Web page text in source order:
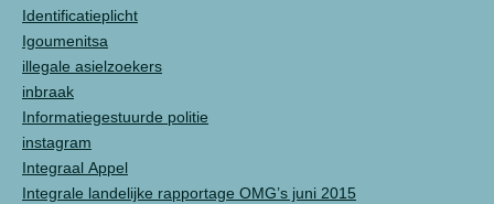
Identificatieplicht
Igoumenitsa
illegale asielzoekers
inbraak
Informatiegestuurde politie
instagram
Integraal Appel
Integrale landelijke rapportage OMG’s juni 2015